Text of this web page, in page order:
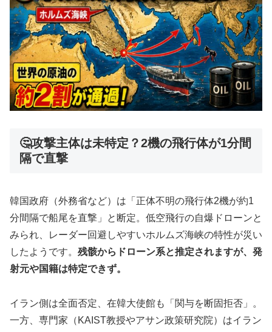
🤔攻撃主体は未特定？2機の飛行体が1分間
隔で直撃
韓国政府（外務省など）は「正体不明の飛行体2機が約1
分間隔で船尾を直撃」と断定。低空飛行の自爆ドローンと
みられ、レーダー回避しやすいホルムズ海峡の特性が災い
したようです。 残骸からドローン系と推定されますが、発
射元や国籍は特定できず。
イラン側は全面否定、在韓大使館も「関与を断固拒否」。
一方、専門家（KAIST教授やアサン政策研究院）はイラン